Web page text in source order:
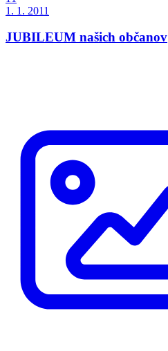
1. 1. 2011
JUBILEUM našich občanov